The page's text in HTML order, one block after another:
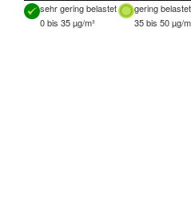
sehr gering belastet gering belastet
0 bis 35 µg/m³
35 bis 50 µg/